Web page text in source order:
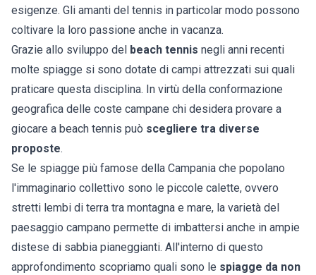
esigenze. Gli amanti del tennis in particolar modo possono
coltivare la loro passione anche in vacanza.
Grazie allo sviluppo del
beach tennis negli anni recenti
molte spiagge si sono dotate di campi attrezzati sui quali
praticare questa disciplina. In virtù della conformazione
geografica delle coste campane chi desidera provare a
giocare a beach tennis può scegliere tra diverse
proposte.
Se le spiagge più famose della Campania che popolano
l'immaginario collettivo sono le piccole calette, ovvero
stretti lembi di terra tra montagna e mare, la varietà del
paesaggio campano permette di imbattersi anche in ampie
distese di sabbia pianeggianti. All'interno di questo
approfondimento scopriamo quali sono le spiagge da non